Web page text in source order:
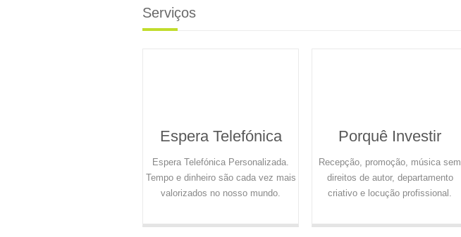
Serviços
Espera Telefónica
Espera Telefónica Personalizada.
Tempo e dinheiro são cada vez mais
valorizados no nosso mundo.
Porquê Investir
Recepção, promoção, música sem
direitos de autor, departamento
criativo e locução profissional.